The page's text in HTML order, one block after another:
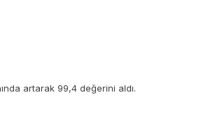
artarak 99,4 değerini aldı.